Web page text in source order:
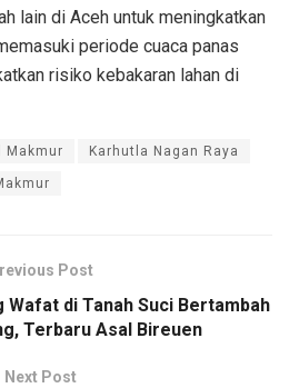
lain di Aceh untuk meningkatkan
periode cuaca panas
risiko kebakaran lahan di
Makmur Karhutla Nagan Raya
Post
Wafat di Tanah Suci Bertambah
Terbaru Asal Bireuen
Next Post